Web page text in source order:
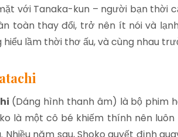
với Tanaka-kun – người bạn thời
toàn thay đổi, trở nên ít nói và
hiểu lầm thời thơ ấu, và cùng nhau
(Dáng hình thanh âm) là bộ phim
là một cô bé khiếm thính nên
Nhiều năm sau, Shoko quyết định